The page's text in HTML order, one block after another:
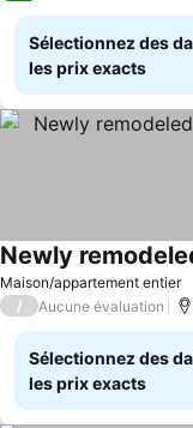
Sélectionnez des
les prix exacts
Maison/appartement entier
Consulter les prix
/ Aucune évaluation
Sélectionnez des
les prix exacts